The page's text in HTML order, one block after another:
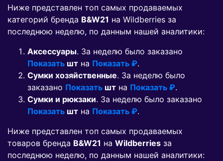
Ниже представлен топ самых продаваемых
категорий бренда B&W21 на Wildberries за
последнюю неделю, по данным нашей аналитики:
Аксессуары. За неделю было заказано
Показать шт на Показать ₽.
Сумки хозяйственные. За неделю было
заказано Показать шт на Показать ₽.
Сумки и рюкзаки. За неделю было заказано
Показать шт на Показать ₽.
Ниже представлен топ самых продаваемых
товаров бренда B&W21 на Wildberries за
последнюю неделю, по данным нашей аналитики: